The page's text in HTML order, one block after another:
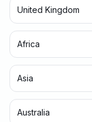
United Kingdom
Africa
Asia
Australia